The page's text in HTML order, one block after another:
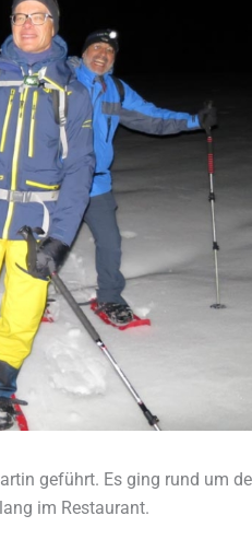
geführt. Es ging rund um
im Restaurant.